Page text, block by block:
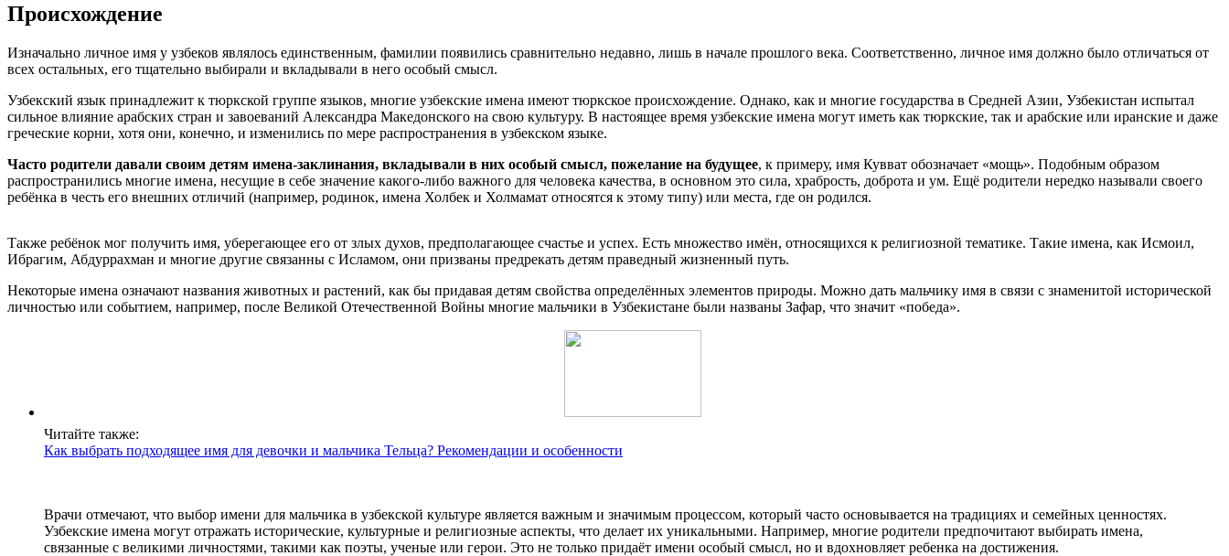
Происхождение
Изначально личное имя у узбеков являлось единственным, фамилии появились сравнительно недавно, лишь в начале прошлого века. Соответственно, личное имя должно было отличаться от
всех остальных, его тщательно выбирали и вкладывали в него особый смысл.
Узбекский язык принадлежит к тюркской группе языков, многие узбекские имена имеют тюркское происхождение. Однако, как и многие государства в Средней Азии, Узбекистан испытал
сильное влияние арабских стран и завоеваний Александра Македонского на свою культуру. В настоящее время узбекские имена могут иметь как тюркские, так и арабские или иранские и даже
греческие корни, хотя они, конечно, и изменились по мере распространения в узбекском языке.
Часто родители давали своим детям имена-заклинания, вкладывали в них особый смысл, пожелание на будущее, к примеру, имя Кувват обозначает «мощь». Подобным образом
распространились многие имена, несущие в себе значение какого-либо важного для человека качества, в основном это сила, храбрость, доброта и ум. Ещё родители нередко называли своего
ребёнка в честь его внешних отличий (например, родинок, имена Холбек и Холмамат относятся к этому типу) или места, где он родился.
Также ребёнок мог получить имя, уберегающее его от злых духов, предполагающее счастье и успех. Есть множество имён, относящихся к религиозной тематике. Такие имена, как Исмоил,
Ибрагим, Абдуррахман и многие другие связанны с Исламом, они призваны предрекать детям праведный жизненный путь.
Некоторые имена означают названия животных и растений, как бы придавая детям свойства определённых элементов природы. Можно дать мальчику имя в связи с знаменитой исторической
личностью или событием, например, после Великой Отечественной Войны многие мальчики в Узбекистане были названы Зафар, что значит «победа».
Читайте также:
Как выбрать подходящее имя для девочки и мальчика Тельца? Рекомендации и особенности
Врачи отмечают, что выбор имени для мальчика в узбекской культуре является важным и значимым процессом, который часто основывается на традициях и семейных ценностях.
Узбекские имена могут отражать исторические, культурные и религиозные аспекты, что делает их уникальными. Например, многие родители предпочитают выбирать имена,
связанные с великими личностями, такими как поэты, ученые или герои. Это не только придаёт имени особый смысл, но и вдохновляет ребенка на достижения.